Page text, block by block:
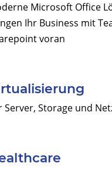
Microsoft Office
Ihr Business mit
voran
Server, Storage und